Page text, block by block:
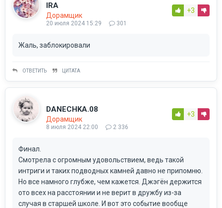
IRA
Дорамщик
20 июля 2024 15:29 301
+3
Жаль, заблокировали
ОТВЕТИТЬ ЦИТАТА
DANECHKA.08
Дорамщик
8 июля 2024 22:00 2 336
+3
Финал.
Смотрела с огромным удовольствием, ведь такой
интриги и таких подводных камней давно не припомню.
Но все намного глубже, чем кажется. Джэгён держится
ото всех на расстоянии и не верит в дружбу из-за
случая в старшей школе. И вот это событие вообще